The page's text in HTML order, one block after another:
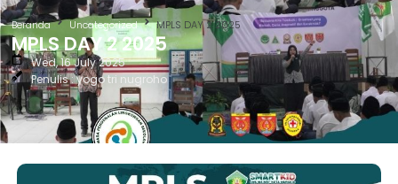
Beranda Uncategorized MPLS DAY 2 2025
MPLS DAY 2 2025
Wed, 16 July 2025
Penulis : yogo tri nugroho